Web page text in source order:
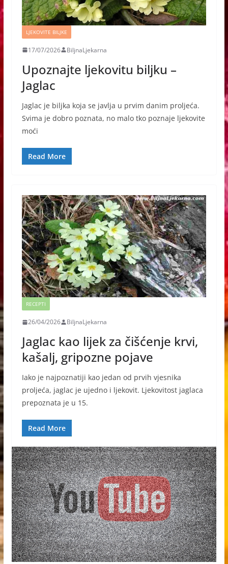
LJEKOVITE BILJKE
17/07/2026 BiljnaLjekarna
Upoznajte ljekovitu biljku –
Jaglac
Jaglac je biljka koja se javlja u prvim danim proljeća.
Svima je dobro poznata, no malo tko poznaje ljekovite
moći
Read More
RECEPTI
26/04/2026 BiljnaLjekarna
Jaglac kao lijek za čišćenje krvi,
kašalj, gripozne pojave
Iako je najpoznatiji kao jedan od prvih vjesnika
proljeća, jaglac je ujedno i ljekovit. Ljekovitost jaglaca
prepoznata je u 15.
Read More